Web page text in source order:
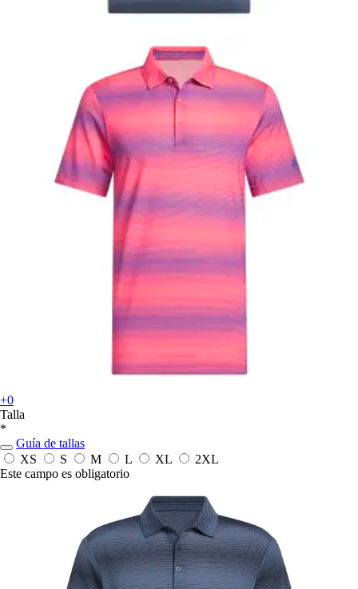
+0
Talla
*
Guía de tallas
XS
S M L XL
2XL
Este campo es obligatorio